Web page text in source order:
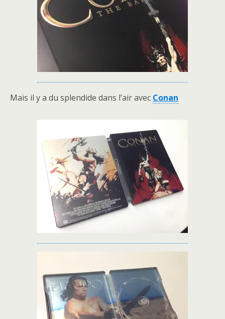
Mais il y a du splendide dans l’air avec Conan